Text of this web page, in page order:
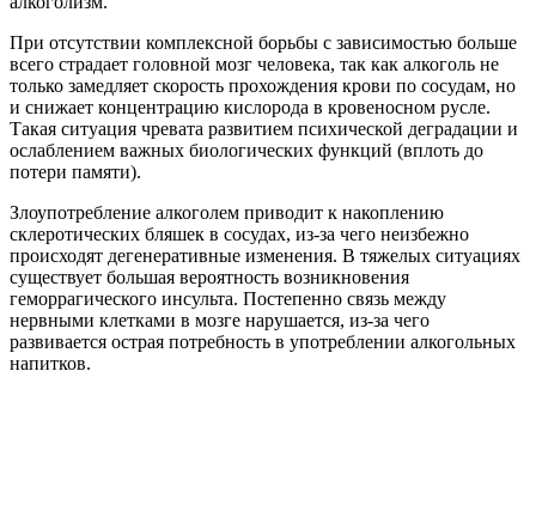
При отсутствии комплексной борьбы с зависимостью больше
всего страдает головной мозг человека, так как алкоголь не
только замедляет скорость прохождения крови по сосудам, но
и снижает концентрацию кислорода в кровеносном русле.
Такая ситуация чревата развитием психической деградации и
ослаблением важных биологических функций (вплоть до
потери памяти).
Злоупотребление алкоголем приводит к накоплению
склеротических бляшек в сосудах, из-за чего неизбежно
происходят дегенеративные изменения. В тяжелых ситуациях
существует большая вероятность возникновения
геморрагического инсульта. Постепенно связь между
нервными клетками в мозге нарушается, из-за чего
развивается острая потребность в употреблении алкогольных
напитков.